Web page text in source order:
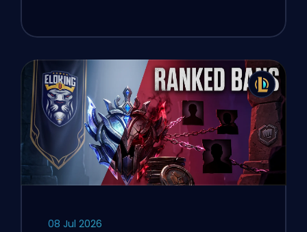
08 Jul 2026